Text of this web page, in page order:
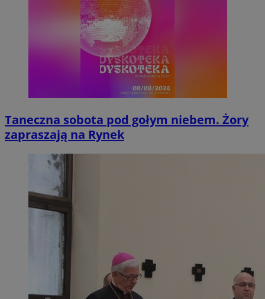
Taneczna sobota pod gołym niebem. Żory
zapraszają na Rynek